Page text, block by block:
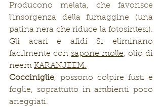
Producono melata, che favorisce
l’insorgenza della fumaggine (una
patina nera che riduce la fotosintesi).
Gli acari e afidi Si eliminano
facilmente con sapone molle, olio di
neem KARANJEEM.
Cocciniglie, possono colpire fusti e
foglie, soprattutto in ambienti poco
arieggiati.